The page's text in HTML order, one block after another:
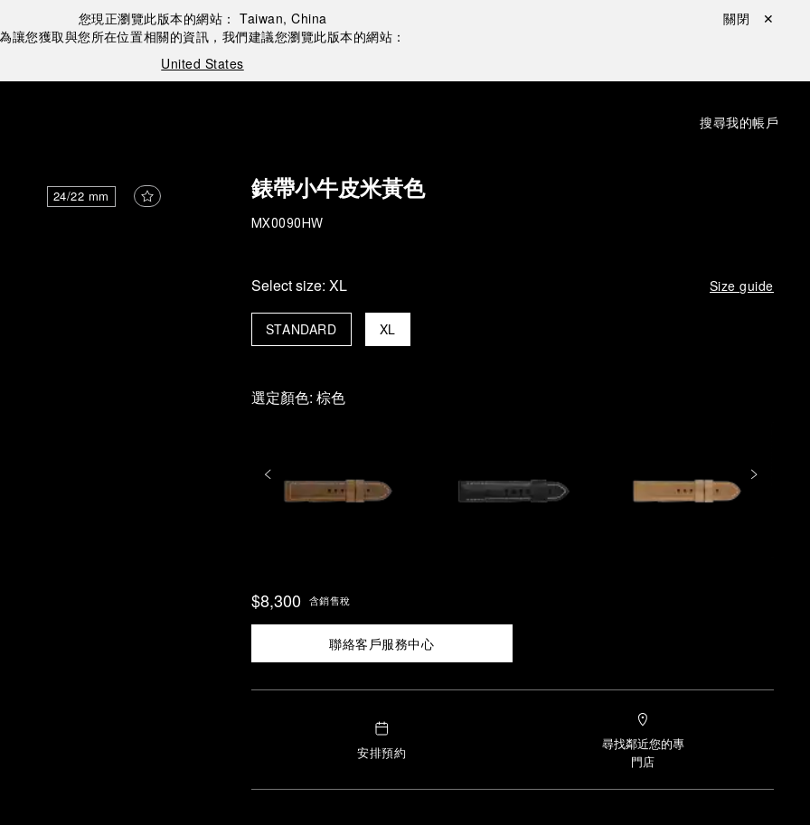
您現正瀏覽此版本的網站： Taiwan, China
為讓您獲取與您所在位置相關的資訊，我們建議您瀏覽此版本的網站：
United States
關閉 ✕
搜尋我的帳戶
24/22 mm 錶帶小牛皮米黃色
MX0090HW
Select size: XL Size guide
XL
STANDARD
選定顏色: 棕色
$8,300 含銷售稅
聯絡客戶服務中心
安排預約
尋找鄰近您的專
門店